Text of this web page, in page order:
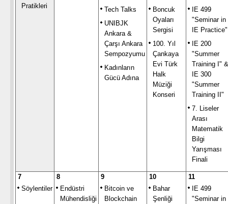
Pratikleri
Tech Talks
UNIBJK
Ankara &
Çarşı Ankara
Sempozyumu
Kadınların
Gücü Adına
Boncuk
Oyaları
Sergisi
100. Yıl
Çankaya
Evi Türk
Halk
Müziği
Konseri
IE 499
"Seminar in
IE Practice"
IE 200
"Summer
Training I" &
IE 300
"Summer
Training II"
7. Liseler
Arası
Matematik
Bilgi
Yarışması
Finali
7
Söylentiler
8
Endüstri
Mühendisliği
9
Bitcoin ve
Blockchain
10
Bahar
Şenliği
11
IE 499
"Seminar in